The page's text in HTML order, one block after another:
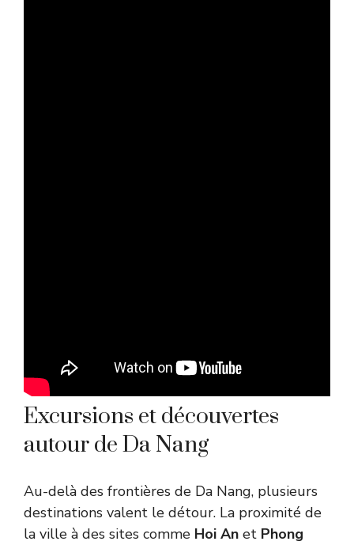
Excursions et découvertes
autour de Da Nang
Au-delà des frontières de Da Nang, plusieurs
destinations valent le détour. La proximité de
la ville à des sites comme Hoi An et Phong